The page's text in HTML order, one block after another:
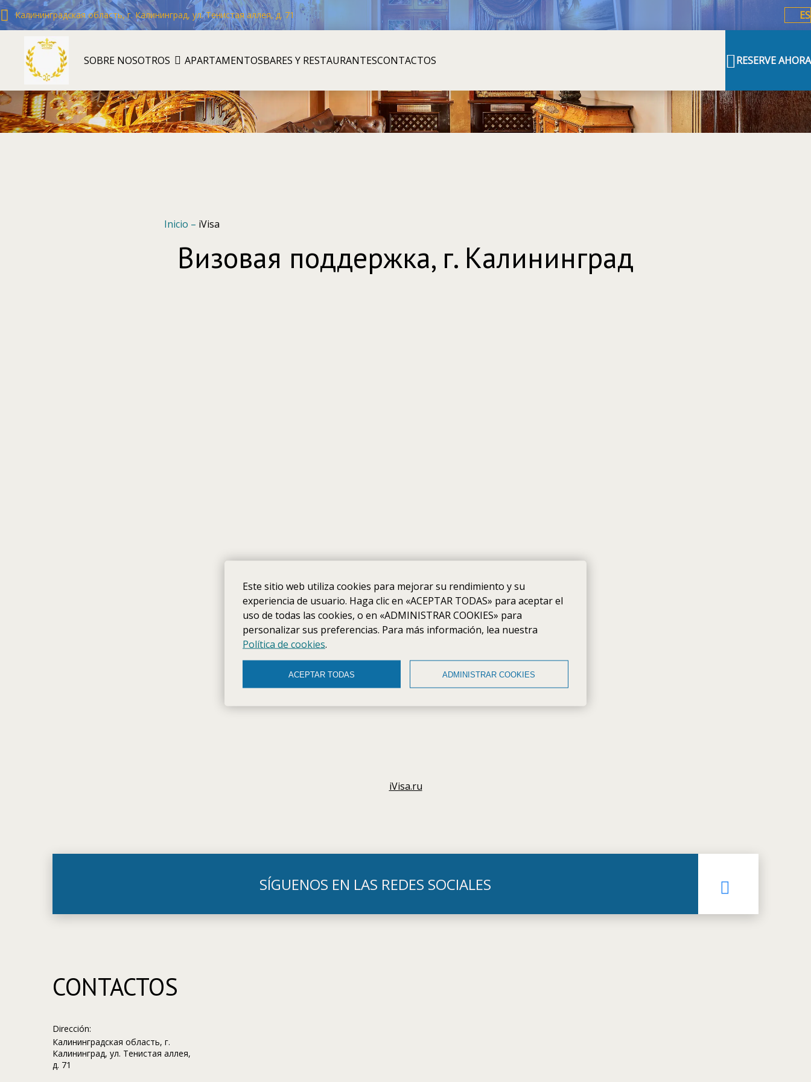
Este sitio web utiliza cookies para mejorar su rendimiento y su
experiencia de usuario. Haga clic en «ACEPTAR TODAS» para aceptar el
uso de todas las cookies, o en «ADMINISTRAR COOKIES» para
personalizar sus preferencias. Para más información, lea nuestra
Política de cookies.
ACEPTAR TODAS ADMINISTRAR COOKIES
Калининградская область, г. Калининград, ул. Тенистая аллея, д. 71 ES
SOBRE NOSOTROS APARTAMENTOSBARES Y RESTAURANTESCONTACTOS RESERVE AHORA
Inicio – iVisa
Визовая поддержка, г. Калининград
iVisa.ru
SÍGUENOS EN LAS REDES SOCIALES
CONTACTOS
Dirección:
Калининградская область, г.
Калининград, ул. Тенистая аллея,
д. 71